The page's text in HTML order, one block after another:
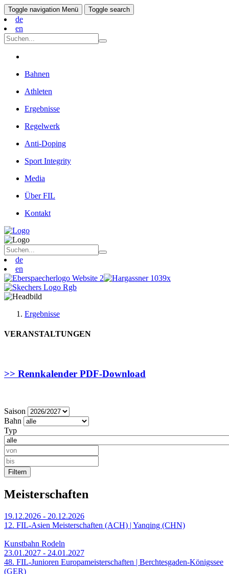
Toggle navigation Menü Toggle search
de
en
Bahnen
Athleten
Ergebnisse
Regelwerk
Anti-Doping
Sport Integrity
Media
Über FIL
Kontakt
de
en
Ergebnisse
VERANSTALTUNGEN
>> Rennkalender PDF-Download
Saison
Bahn
Typ
Filtern
Meisterschaften
19.12.2026 - 20.12.2026
12. FIL-Asien Meisterschaften (ACH) | Yanqing (CHN)
Kunstbahn Rodeln
23.01.2027 - 24.01.2027
48. FIL-Junioren Europameisterschaften | Berchtesgaden-Königssee
(GER)